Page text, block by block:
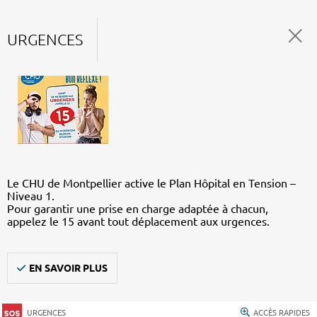
URGENCES
Le CHU de Montpellier active le Plan Hôpital en Tension –
Niveau 1.
Pour garantir une prise en charge adaptée à chacun,
appelez le 15 avant tout déplacement aux urgences.
EN SAVOIR PLUS
URGENCES ACCÈS RAPIDES